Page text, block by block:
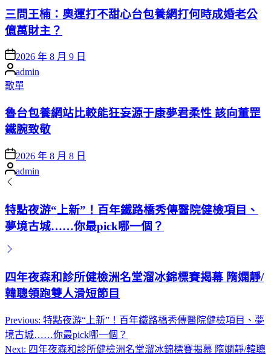
三問王楠：奧運打不甜心台包養網打何時成婚老公
億萬財主？
Posted
on
2026 年 8 月 9 日
Posted
by
admin
Posted
in
歌單
魯台包養網站比較能狂妄源于康夢君柔性 該向董罡
鐵腕致敬
Posted
on
2026 年 8 月 8 日
Posted
by
admin
特點夜游“上新”！百年鐵路橋秀傳醫院健檢項目、
夢境古城……你最pick哪一個？
四年夜森和診所健檢洲名堂溜冰錦標賽揭幕 隋嫻靜/
韓聰領跑雙人滑短節目
文
章
Previous: 特點夜游“上新”！百年鐵路橋秀傳醫院健檢項目、夢
境古城……你最pick哪一個？
Next: 四年夜森和診所健檢洲名堂溜冰錦標賽揭幕 隋嫻靜/韓聰